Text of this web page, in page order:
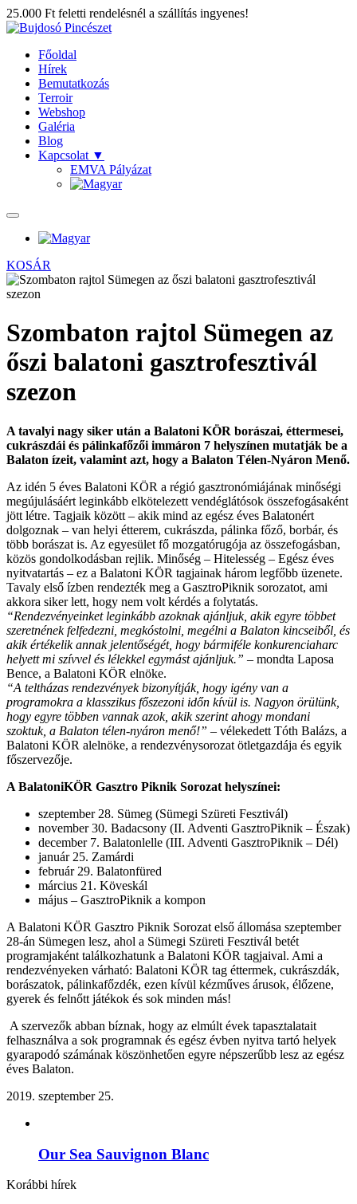
25.000 Ft feletti rendelésnél a szállítás ingyenes!
Főoldal
Hírek
Bemutatkozás
Terroir
Webshop
Galéria
Blog
Kapcsolat ▼
EMVA Pályázat
KOSÁR
Szombaton rajtol Sümegen az
őszi balatoni gasztrofesztivál
szezon
A tavalyi nagy siker után a Balatoni KÖR borászai, éttermesei,
cukrászdái és pálinkafőzői immáron 7 helyszínen mutatják be a
Balaton ízeit, valamint azt, hogy a Balaton Télen-Nyáron Menő.
Az idén 5 éves Balatoni KÖR a régió gasztronómiájának minőségi
megújulásáért leginkább elkötelezett vendéglátósok összefogásaként
jött létre. Tagjaik között – akik mind az egész éves Balatonért
dolgoznak – van helyi étterem, cukrászda, pálinka főző, borbár, és
több borászat is. Az egyesület fő mozgatórugója az összefogásban,
közös gondolkodásban rejlik. Minőség – Hitelesség – Egész éves
nyitvatartás – ez a Balatoni KÖR tagjainak három legfőbb üzenete.
Tavaly első ízben rendezték meg a GasztroPiknik sorozatot, ami
akkora siker lett, hogy nem volt kérdés a folytatás.
“Rendezvényeinket leginkább azoknak ajánljuk, akik egyre többet
szeretnének felfedezni, megkóstolni, megélni a Balaton kincseiből, és
akik értékelik annak jelentőségét, hogy bármiféle konkurenciaharc
helyett mi szívvel és lélekkel egymást ajánljuk.” – mondta Laposa
Bence, a Balatoni KÖR elnöke.
“A teltházas rendezvények bizonyítják, hogy igény van a
programokra a klasszikus főszezoni időn kívül is. Nagyon örülünk,
hogy egyre többen vannak azok, akik szerint ahogy mondani
szoktuk, a Balaton télen-nyáron menő!” – vélekedett Tóth Balázs, a
Balatoni KÖR alelnöke, a rendezvénysorozat ötletgazdája és egyik
főszervezője.
A BalatoniKÖR Gasztro Piknik Sorozat helyszínei:
szeptember 28. Sümeg (Sümegi Szüreti Fesztivál)
november 30. Badacsony (II. Adventi GasztroPiknik – Észak)
december 7. Balatonlelle (III. Adventi GasztroPiknik – Dél)
január 25. Zamárdi
február 29. Balatonfüred
március 21. Köveskál
május – GasztroPiknik a kompon
A Balatoni KÖR Gasztro Piknik Sorozat első állomása szeptember
28-án Sümegen lesz, ahol a Sümegi Szüreti Fesztivál betét
programjaként találkozhatunk a Balatoni KÖR tagjaival. Ami a
rendezvényeken várható: Balatoni KÖR tag éttermek, cukrászdák,
borászatok, pálinkafőzdék, ezen kívül kézműves árusok, élőzene,
gyerek és felnőtt játékok és sok minden más!
A szervezők abban bíznak, hogy az elmúlt évek tapasztalatait
felhasználva a sok programnak és egész évben nyitva tartó helyek
gyarapodó számának köszönhetően egyre népszerűbb lesz az egész
éves Balaton.
2019. szeptember 25.
Our Sea Sauvignon Blanc
Korábbi hírek